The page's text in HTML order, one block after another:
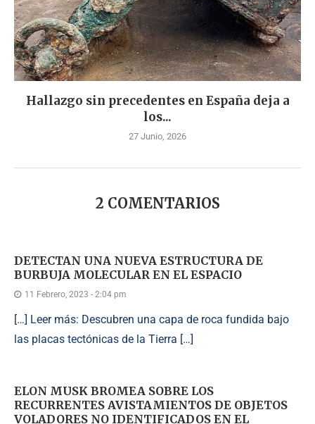
Hallazgo sin precedentes en España deja a
los...
27 Junio, 2026
2 COMENTARIOS
DETECTAN UNA NUEVA ESTRUCTURA DE
BURBUJA MOLECULAR EN EL ESPACIO
11 Febrero, 2023 - 2:04 pm
[…] Leer más: Descubren una capa de roca fundida bajo
las placas tectónicas de la Tierra […]
ELON MUSK BROMEA SOBRE LOS
RECURRENTES AVISTAMIENTOS DE OBJETOS
VOLADORES NO IDENTIFICADOS EN EL